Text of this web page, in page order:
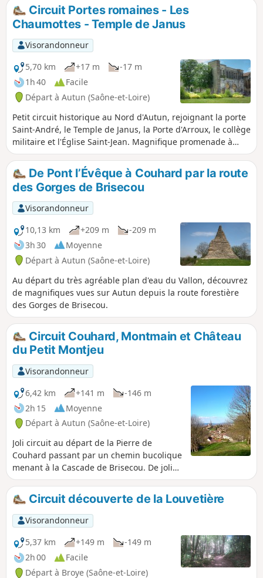
Circuit Portes romaines - Les
Chaumottes - Temple de Janus
Visorandonneur
5,70 km
+17 m
-17 m
1h 40
Facile
Départ à Autun (Saône-et-Loire)
Petit circuit historique au Nord d'Autun, rejoignant la porte
Saint-André, le Temple de Janus, la Porte d'Arroux, le collège
militaire et l'Église Saint-Jean. Magnifique promenade à
travers prés, avec de petites passerelles piétonnières qui
traversent les rivières et qui permet de flâner le long des
berges de l'Arroux.
De Pont l’Évêque à Couhard par la route
des Gorges de Brisecou
Visorandonneur
10,13 km
+209 m
-209 m
3h 30
Moyenne
Départ à Autun (Saône-et-Loire)
Au départ du très agréable plan d'eau du Vallon, découvrez
de magnifiques vues sur Autun depuis la route forestière
des Gorges de Brisecou.
Circuit Couhard, Montmain et Château
du Petit Montjeu
Visorandonneur
6,42 km
+141 m
-146 m
2h 15
Moyenne
Départ à Autun (Saône-et-Loire)
Joli circuit au départ de la Pierre de
Couhard passant par un chemin bucolique
menant à la Cascade de Brisecou. De jolies
vues sur Autun et le quartier historique.
Circuit découverte de la Louvetière
Visorandonneur
5,37 km
+149 m
-149 m
2h 00
Facile
Départ à Broye (Saône-et-Loire)